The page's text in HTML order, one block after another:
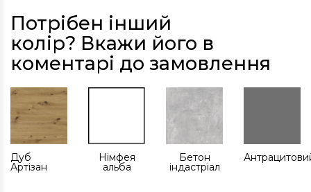
Потрібен інший
колір? Вкажи його в
коментарі до замовлення
Дуб
Артізан
Німфея
альба
Бетон
індастріал